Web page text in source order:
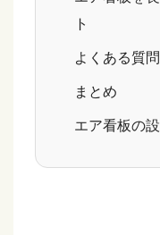
ト
よくある質問
まとめ
エア看板の